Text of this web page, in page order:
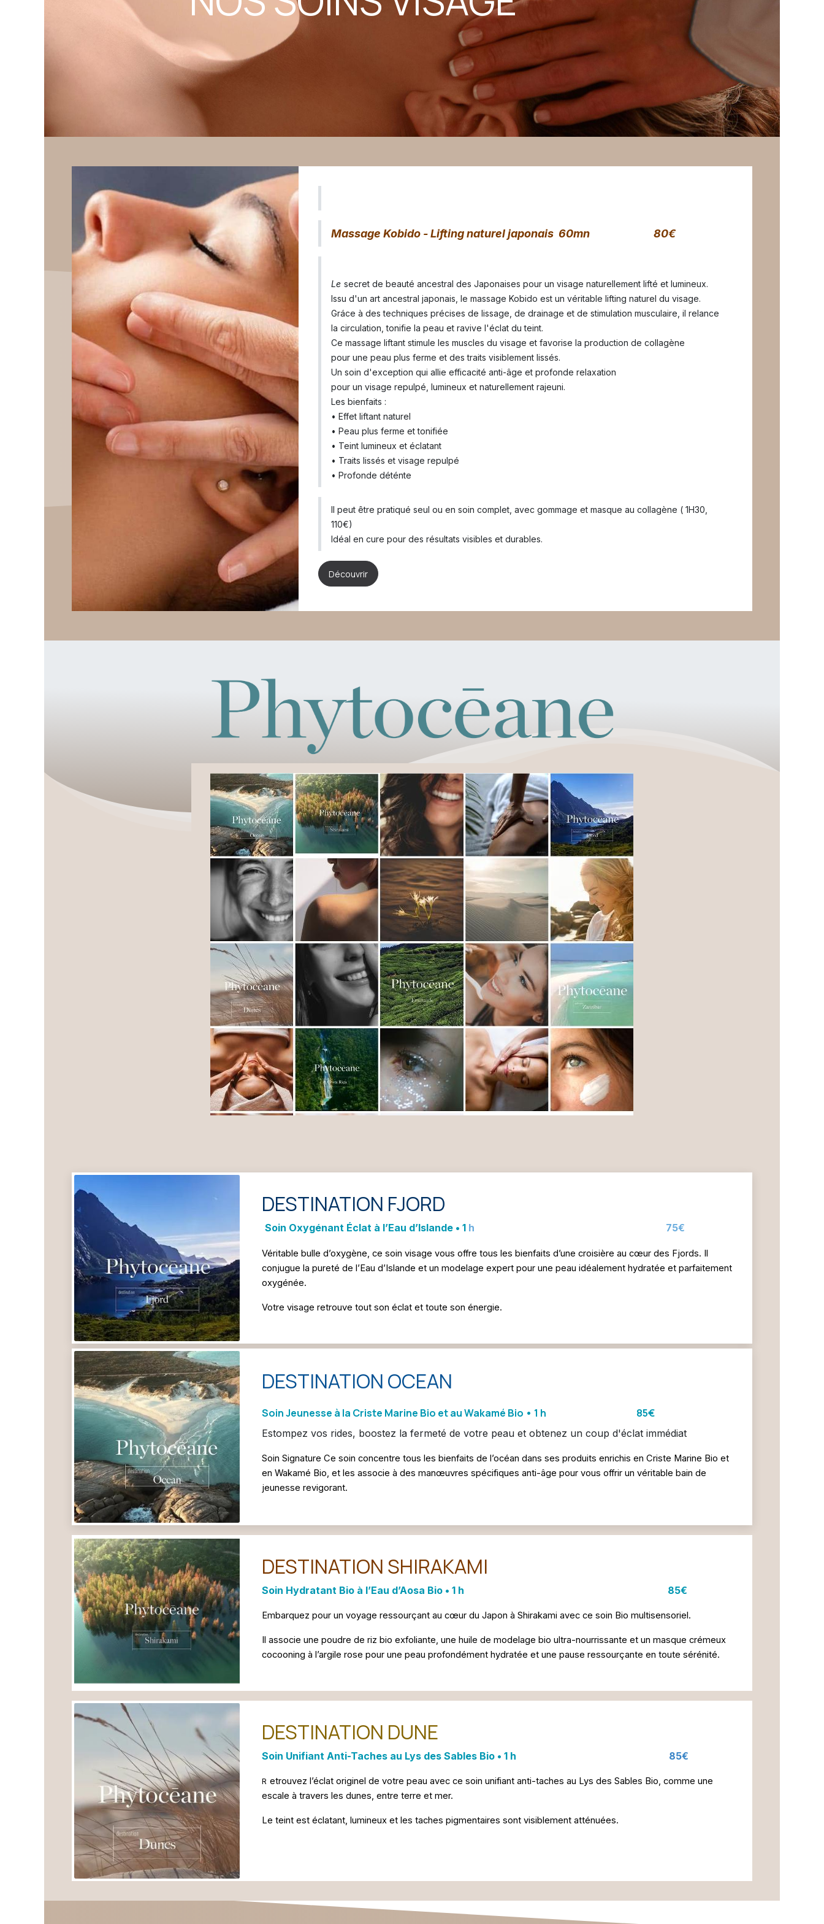
Massage Kobido - Lifting naturel japonais 60mn 80€
Le secret de beauté ancestral des Japonaises pour un visage naturellement lifté et lumineux.
Issu d'un art ancestral japonais, le massage Kobido est un véritable lifting naturel du visage.
Gráce à des techniques précises de lissage, de drainage et de stimulation musculaire, il relance
la circulation, tonifie la peau et ravive l'éclat du teint.
Ce massage liftant stimule les muscles du visage et favorise la production de collagène
pour une peau plus ferme et des traits visiblement lissés.
Un soin d'exception qui allie efficacité anti-âge et profonde relaxation
pour un visage repulpé, lumineux et naturellement rajeuni.
Les bienfaits :
• Effet liftant naturel
• Peau plus ferme et tonifiée
• Teint lumineux et éclatant
• Traits lissés et visage repulpé
• Profonde déténte
Il peut être pratiqué seul ou en soin complet, avec gommage et masque au collagène ( 1H30,
110€)
Idéal en cure pour des résultats visibles et durables.
Découvrir
DESTINATION FJORD
Soin Oxygénant Éclat à l’Eau d’Islande • 1 h 75€
Véritable bulle d’oxygène, ce soin visage vous offre tous les bienfaits d’une croisière au cœur des Fjords. Il
conjugue la pureté de l’Eau d’Islande et un modelage expert pour une peau idéalement hydratée et parfaitement
oxygénée.
Votre visage retrouve tout son éclat et toute son énergie.
DESTINATION OCEAN
Soin Jeunesse à la Criste Marine Bio et au Wakamé Bio • 1 h 85€
Estompez vos rides, boostez la fermeté de votre peau et obtenez un coup d'éclat immédiat
Soin Signature Ce soin concentre tous les bienfaits de l’océan dans ses produits enrichis en Criste Marine Bio et
en Wakamé Bio, et les associe à des manœuvres spécifiques anti-âge pour vous offrir un véritable bain de
jeunesse revigorant.
DESTINATION SHIRAKAMI
Soin Hydratant Bio à l’Eau d’Aosa Bio • 1 h 85€
Embarquez pour un voyage ressourçant au cœur du Japon à Shirakami avec ce soin Bio multisensoriel.
Il associe une poudre de riz bio exfoliante, une huile de modelage bio ultra-nourrissante et un masque crémeux
cocooning à l’argile rose pour une peau profondément hydratée et une pause ressourçante en toute sérénité.
DESTINATION DUNE
Soin Unifiant Anti-Taches au Lys des Sables Bio • 1 h 85€
R etrouvez l’éclat originel de votre peau avec ce soin unifiant anti-taches au Lys des Sables Bio, comme une
escale à travers les dunes, entre terre et mer.
Le teint est éclatant, lumineux et les taches pigmentaires sont visiblement atténuées.